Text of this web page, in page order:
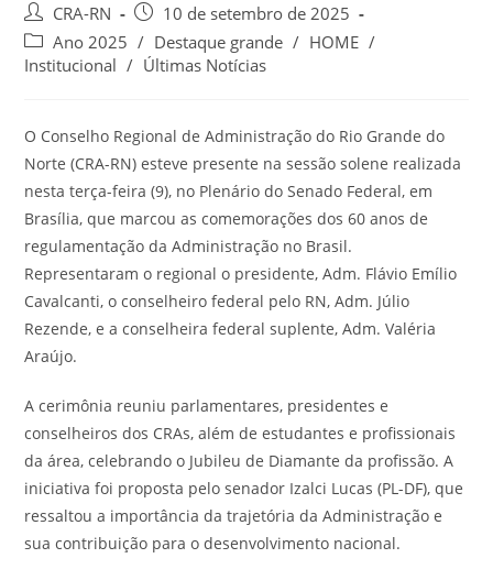
Autor
do
post:
CRA-RN
Post
publicado:
10 de setembro de 2025
Categoria
do
Ano 2025 / Destaque grande / HOME /
Institucional / Últimas Notícias
O Conselho Regional de Administração do Rio Grande do
Norte (CRA-RN) esteve presente na sessão solene realizada
nesta terça-feira (9), no Plenário do Senado Federal, em
Brasília, que marcou as comemorações dos 60 anos de
regulamentação da Administração no Brasil.
Representaram o regional o presidente, Adm. Flávio Emílio
Cavalcanti, o conselheiro federal pelo RN, Adm. Júlio
Rezende, e a conselheira federal suplente, Adm. Valéria
Araújo.
A cerimônia reuniu parlamentares, presidentes e
conselheiros dos CRAs, além de estudantes e profissionais
da área, celebrando o Jubileu de Diamante da profissão. A
iniciativa foi proposta pelo senador Izalci Lucas (PL-DF), que
ressaltou a importância da trajetória da Administração e
sua contribuição para o desenvolvimento nacional.